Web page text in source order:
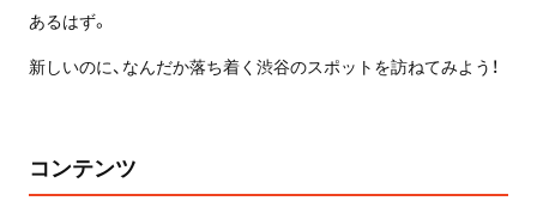
あるはず。
新しいのに、なんだか落ち着く渋谷のスポットを訪ねてみよう！
コンテンツ